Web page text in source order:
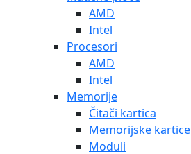
AMD
Intel
Procesori
AMD
Intel
Memorije
Čitači kartica
Memorijske kartice
Moduli